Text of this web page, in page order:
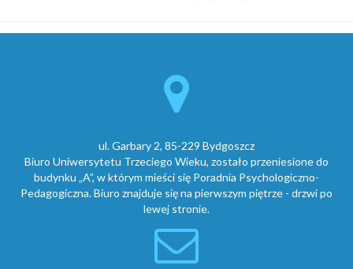
ul. Garbary 2, 85-229 Bydgoszcz
Biuro Uniwersytetu Trzeciego Wieku, zostało przeniesione do
budynku „A”, w którym mieści się Poradnia Psychologiczno-
Pedagogiczna. Biuro znajduje się na pierwszym piętrze - drzwi po
lewej stronie.